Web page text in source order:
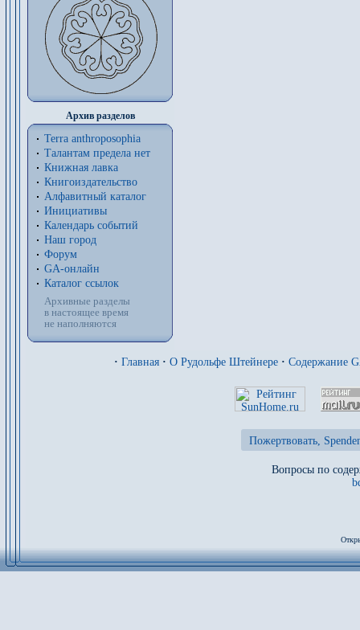
Архив разделов
Terra anthroposophia
Талантам предела нет
Книжная лавка
Книгоиздательство
Алфавитный каталог
Инициативы
Календарь событий
Наш город
Форум
GA-онлайн
Каталог ссылок
Архивные разделы
в настоящее время
не наполняются
· Главная · О Рудольфе Штейнере · Содержание
Пожертвовать,
Вопросы по